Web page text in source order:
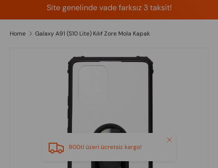
Site genelinde vade farksız 3 taksit!
Home Galaxy A91 (S10 Lite) Kılıf Zore Mola Kapak
Skip to product information
900tl üzeri ücretsiz kargo!
Close